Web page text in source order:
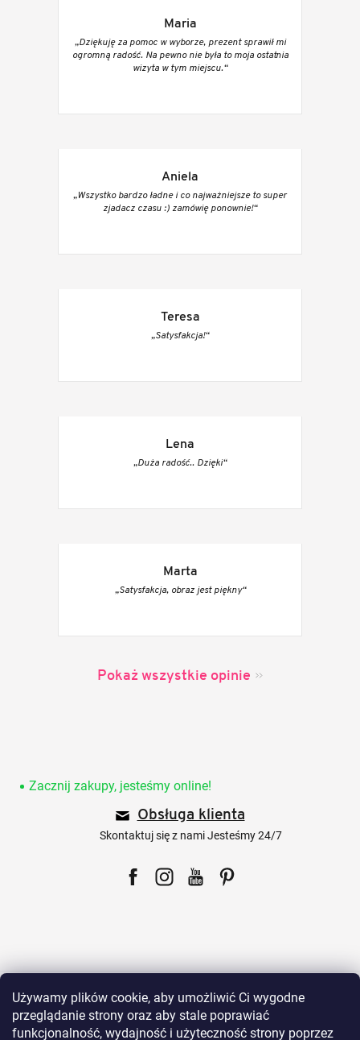
Używamy plików cookie, aby umożliwić Ci wygodne
przeglądanie strony oraz aby stale poprawiać
funkcjonalność, wydajność i użyteczność strony poprzez
Maria
„Dziękuję za pomoc w wyborze, prezent sprawił mi
ogromną radość. Na pewno nie była to moja ostatnia
wizyta w tym miejscu.“
Aniela
„Wszystko bardzo ładne i co najważniejsze to super
zjadacz czasu :) zamówię ponownie!“
Teresa
„Satysfakcja!“
Lena
„Duża radość.. Dzięki“
Marta
„Satysfakcja, obraz jest piękny“
Pokaż wszystkie opinie
Zacznij zakupy, jesteśmy online!
Obsługa klienta
Skontaktuj się z nami Jesteśmy 24/7
Dla klientów